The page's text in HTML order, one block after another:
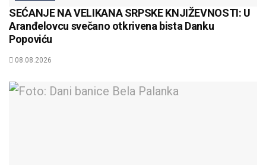
SEĆANJE NA VELIKANA SRPSKE KNJIŽEVNOSTI: U
Aranđelovcu svečano otkrivena bista Danku
Popoviću
08.08.2026